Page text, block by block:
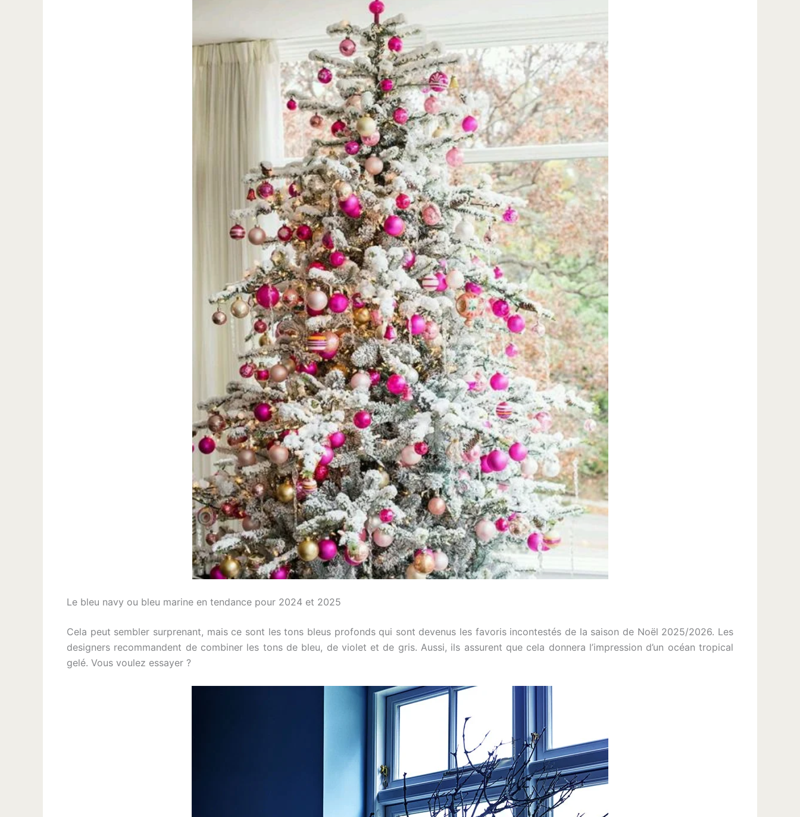
Le bleu navy ou bleu marine en tendance pour 2024 et 2025
Cela peut sembler surprenant, mais ce sont les tons bleus profonds qui sont devenus les favoris incontestés de la saison de Noël 2025/2026. Les
designers recommandent de combiner les tons de bleu, de violet et de gris. Aussi, ils assurent que cela donnera l’impression d’un océan tropical
gelé. Vous voulez essayer ?